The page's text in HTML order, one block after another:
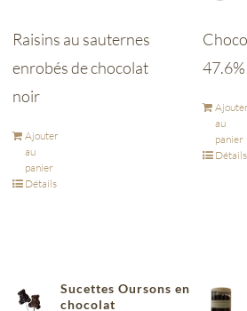
Raisins au sauternes
enrobés de chocolat
noir
Ajouter
au
panier
Détails
au
panier
Détails
Sucettes Oursons en
chocolat